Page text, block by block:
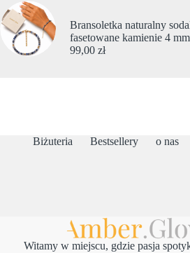
Bransoletka naturalny
fasetowane kamienie 4 mm
99,00 zł
Biżuteria Bestsellery o nas
Witamy w miejscu, gdzie pasja